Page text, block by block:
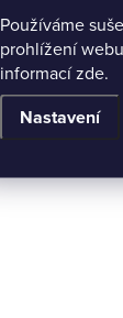
Používáme
prohlížení
informací zde.
Nastavení